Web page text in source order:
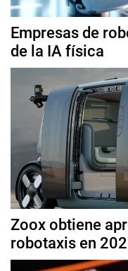
Empresas de
de la IA física
Zoox obtiene
robotaxis en